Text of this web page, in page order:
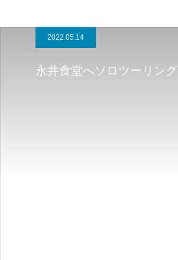
2022.05.14
永井食堂へソロツーリング